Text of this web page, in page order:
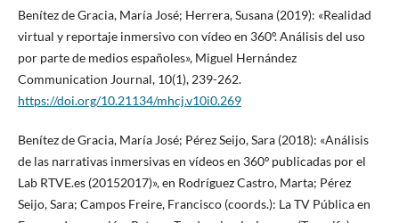
Benítez de Gracia, María José; Herrera, Susana (2019): «Realidad
virtual y reportaje inmersivo con vídeo en 360º. Análisis del uso
por parte de medios españoles», Miguel Hernández
Communication Journal, 10(1), 239-262.
https://doi.org/10.21134/mhcj.v10i0.269
Benítez de Gracia, María José; Pérez Seijo, Sara (2018): «Análisis
de las narrativas inmersivas en vídeos en 360º publicadas por el
Lab RTVE.es (20152017)», en Rodríguez Castro, Marta; Pérez
Seijo, Sara; Campos Freire, Francisco (coords.): La TV Pública en